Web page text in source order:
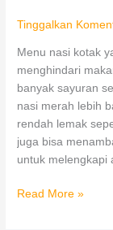
Tinggalkan
Menu nasi kotak
menghindari
banyak sayuran
nasi merah lebih
rendah lemak
juga bisa
untuk melengkapi
Read More »